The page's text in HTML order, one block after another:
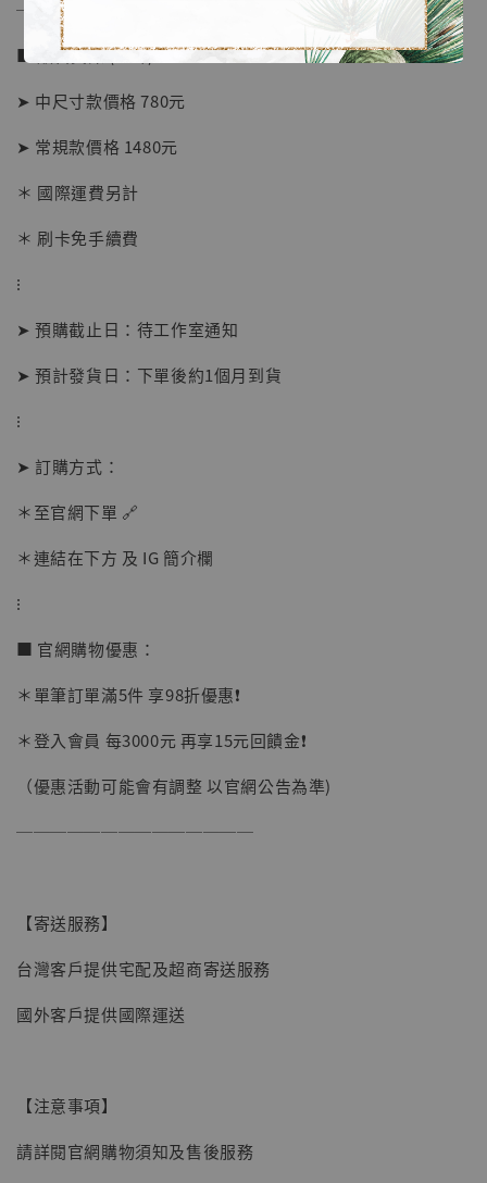
NT$ 1,870
【現貨】BJSTUDIO 1/6系列可動蒐藏人偶 讓
NT$ 5,300
──────────────
■ 販售資訊 (NT$)：
➤ 中尺寸款價格 780元
➤ 常規款價格 1480元
＊ 國際運費另計
＊ 刷卡免手續費
⁝
➤ 預購截止日：待工作室通知
➤ 預計發貨日：下單後約1個月到貨
⁝
➤ 訂購方式：
＊至官網下單 🔗
＊連結在下方 及 IG 簡介欄
⁝
■ 官網購物優惠：
＊單筆訂單滿5件 享98折優惠❗️
＊登入會員 每3000元 再享15元回饋金❗️
（優惠活動可能會有調整 以官網公告為準)
──────────────
【寄送服務】
台灣客戶提供宅配及超商寄送服務
國外客戶提供國際運送
【注意事項】
請詳閱官網購物須知及售後服務